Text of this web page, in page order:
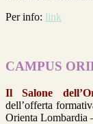
Per info: link
CAMPUS
Il Salone
dell’offerta
Orienta Lombardia